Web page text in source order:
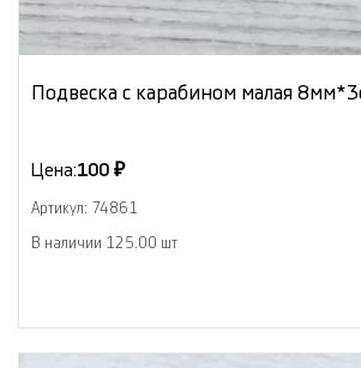
Подвеска с карабином малая
Цена:100 ₽
Артикул: 74861
В наличии 125.00 шт